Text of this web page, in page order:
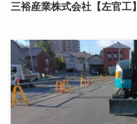
三裕産業株式会社【左官工】